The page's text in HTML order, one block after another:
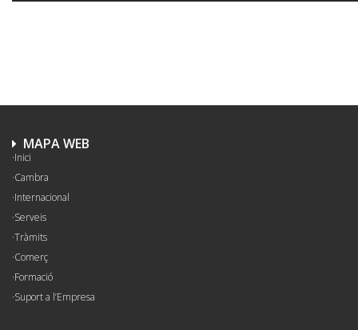
MAPA WEB
Inici
Cambra
Internacional
Serveis
Tràmits
Comerç
Formació
Suport a l’Empresa